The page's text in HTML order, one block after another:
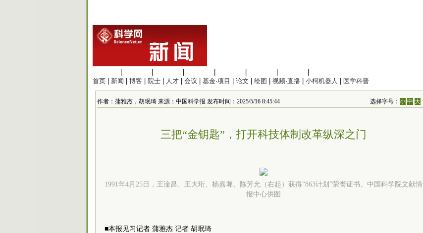
首页
新闻 博客 院士 人才 会议 基金·项目 论文 绘图 视频·直播 小柯机器人 医学科普
作者：蒲雅杰，胡珉琦 来源：中国科学报 发布时间：2025/5/16 8:45:44 选择字号：小 中 大
三把“金钥匙”，打开科技体制改革纵深之门
1991年4月25日，王淦昌、王大珩、杨嘉墀、陈芳允（右起）获得“863计划”荣誉证书。中国 科学院文献情
报中心供图
■本报见习记者 蒲雅杰 记者 胡珉琦